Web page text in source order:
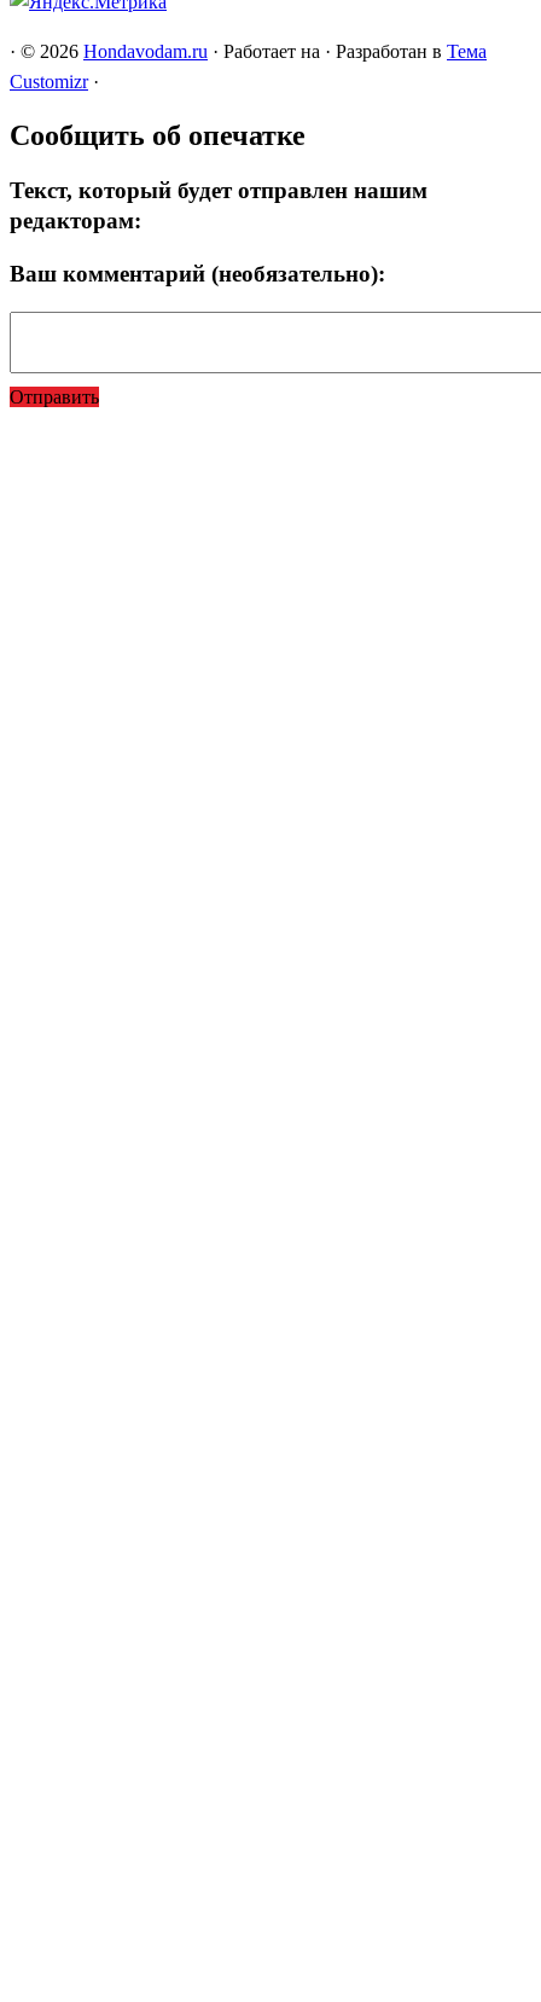
· © 2026 Hondavodam.ru · Работает на · Разработан в Тема
Customizr ·
Сообщить об опечатке
Текст, который будет отправлен нашим
редакторам:
Ваш комментарий (необязательно):
Отправить